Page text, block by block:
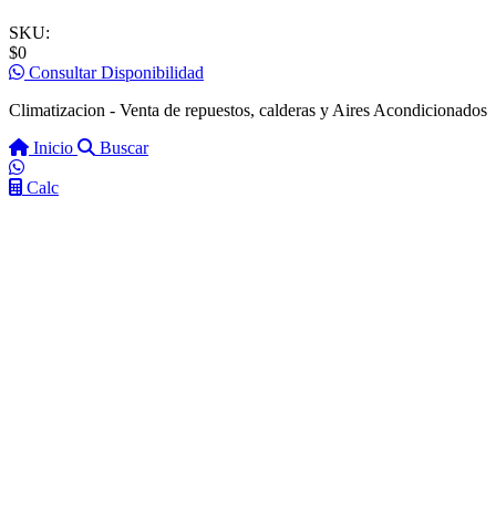
SKU:
$0
Consultar Disponibilidad
Climatizacion - Venta de repuestos, calderas y Aires Acondicionados
Inicio
Buscar
Calc